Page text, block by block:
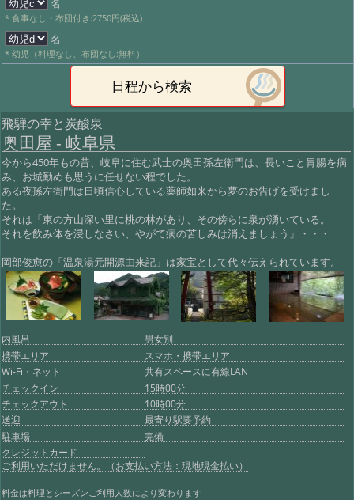
名
* 食事なし・布団付き:2750円(税込)
名
* 幼児（料理なし、布団なし:無料）
飛騨の幸と炭酸泉
奥田屋 - 岐阜県
今から450年もの昔、岐阜に住む武士の奥田孫左衛門は、長いこと胃腸を病
み、お城勤めも思うに任せない程でした。
ある夜孫左衛門は日頃信心している薬師如来から夢のお告げを受けまし
た。
それは「東の方山深い里に桃の林があり、その傍らに泉が湧いている。
それを飲み体を浸しなさい、やがて病の苦しみは消えましょう」・・・
岡部俊愈の「温泉湯元開源由来記」は家宝として代々伝えられています。
内風呂
男女別
携帯エリア
スマホ・携帯エリア
Wi-Fi・ネット
共有スペースに有線LAN
チェックイン
15時00分
チェックアウト
10時00分
送迎
最寄り駅要予約
駐車場
完備
クレジットカード
ご利用いただけません。（お支払い方法：現地現金払い）
料金は料理とシーズンご利用人数により変わります